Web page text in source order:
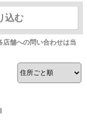
込む
舗への問い合わせは当